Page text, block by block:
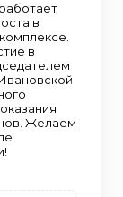
в
в
Желаем